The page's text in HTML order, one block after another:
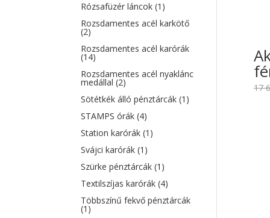
17
Rózsafüzér láncok(1)
Rozsdamentes acél karkötő
(2)
Rozsdamentes acél karórák
(14)
Rozsdamentes acél nyaklánc
medállal(2)
Sötétkék álló pénztárcák(1)
STAMPS órák(4)
Station karórák(1)
Svájci karórák(1)
Szürke pénztárcák(1)
Textilszíjas karórák(4)
Többszínű fekvő pénztárcák
(1)